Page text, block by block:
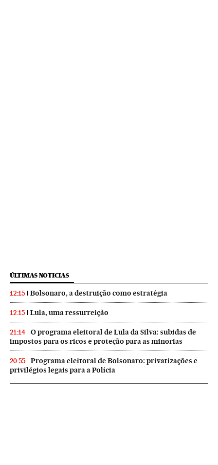
ÚLTIMAS NOTICIAS
12:15 Bolsonaro, a destruição como estratégia
12:15 Lula, uma ressurreição
21:14
O programa eleitoral de Lula da Silva: subidas de
impostos para os ricos e proteção para as minorias
20:55
Programa eleitoral de Bolsonaro: privatizações e
privilégios legais para a Polícia